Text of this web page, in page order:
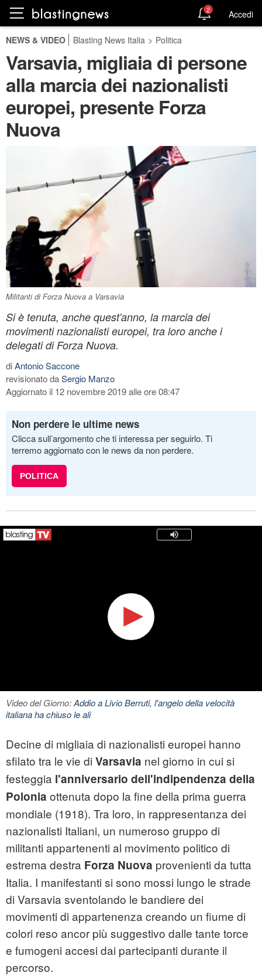
2 Accedi
NEWS & VIDEO Blasting News Italia > Politica
Varsavia, migliaia di persone
alla marcia dei nazionalisti
europei, presente Forza
Nuova
Militanti di Forza Nuova a Varsavia
Si è tenuta, anche quest'anno, la marcia dei
movimenti nazionalisti europei, tra loro anche i
delegati di Forza Nuova.
diAntonio Saccone
revisionato daSergio Manzo
Aggiornato il 12 novembre 2019 alle ore 08:47
Non perdere le ultime news
Clicca sull’argomento che ti interessa per seguirlo. Ti
terremo aggiornato con le news da non perdere.
POLITICA
Video del Giorno:Addio a Livio Berruti, l'angelo della velocità
italiana ha chiuso le ali
Decine di migliaia di nazionalisti europei hanno
sfilato tra le vie di Varsavia nel giorno in cui si
festeggia l'anniversario dell'indipendenza della
Polonia ottenuta dopo la fine della prima guerra
mondiale (1918). Tra loro, in rappresentanza dei
nazionalisti Italiani, un numeroso gruppo di
militanti appartenenti al movimento politico di
estrema destra Forza Nuova provenienti da tutta
Italia. I manifestanti si sono mossi lungo le strade
di Varsavia sventolando le bandiere dei
movimenti di appartenenza creando un fiume di
colori reso ancor più suggestivo dalle tante torce
e fumogeni accesi dai partecipanti durante il
percorso.